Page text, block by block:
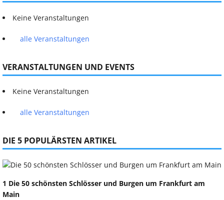
Keine Veranstaltungen
alle Veranstaltungen
VERANSTALTUNGEN UND EVENTS
Keine Veranstaltungen
alle Veranstaltungen
DIE 5 POPULÄRSTEN ARTIKEL
1 Die 50 schönsten Schlösser und Burgen um Frankfurt am
Main